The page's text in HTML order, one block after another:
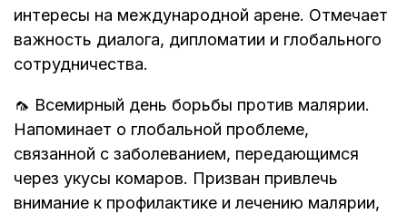
интересы на международной арене. Отмечает
важность диалога, дипломатии и глобального
сотрудничества.
🦟 Всемирный день борьбы против малярии.
Напоминает о глобальной проблеме,
связанной с заболеванием, передающимся
через укусы комаров. Призван привлечь
внимание к профилактике и лечению малярии,